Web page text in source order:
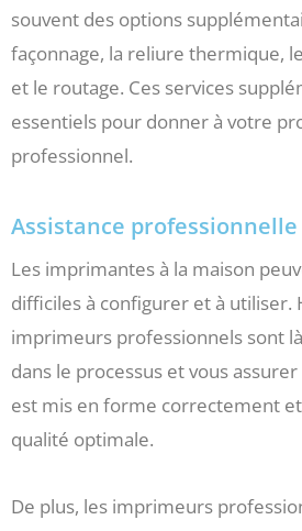
souvent des options
façonnage, la reliure thermique,
et le routage. Ces services
essentiels pour donner à votre
professionnel.
Assistance
Les imprimantes à la maison
difficiles à configurer et à utiliser.
imprimeurs professionnels sont
dans le processus et vous
est mis en forme correctement
qualité optimale.
De plus, les imprimeurs